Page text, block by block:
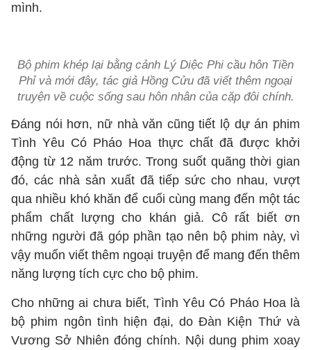
mình.
Bộ phim khép lại bằng cảnh Lý Diệc Phi cầu hôn Tiền
Phỉ và mới đây, tác giả Hồng Cửu đã viết thêm ngoại
truyện về cuộc sống sau hôn nhân của cặp đôi chính.
Đáng nói hơn, nữ nhà văn cũng tiết lộ dự án phim
Tình Yêu Có Pháo Hoa thực chất đã được khởi
động từ 12 năm trước. Trong suốt quãng thời gian
đó, các nhà sản xuất đã tiếp sức cho nhau, vượt
qua nhiều khó khăn để cuối cùng mang đến một tác
phẩm chất lượng cho khán giả. Cô rất biết ơn
những người đã góp phần tạo nên bộ phim này, vì
vậy muốn viết thêm ngoại truyện để mang đến thêm
năng lượng tích cực cho bộ phim.
Cho những ai chưa biết, Tình Yêu Có Pháo Hoa là
bộ phim ngôn tình hiện đại, do Đàn Kiện Thứ và
Vương Sở Nhiên đóng chính. Nội dung phim xoay